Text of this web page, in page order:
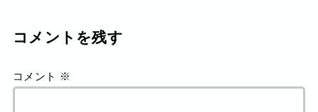
コメントを残す
コメント ※